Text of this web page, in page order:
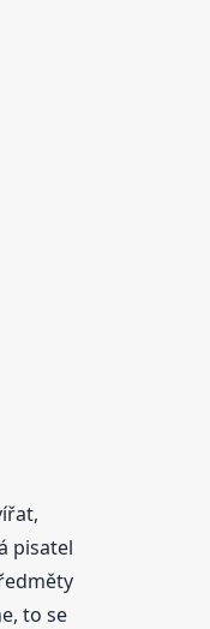
pisatel
to se